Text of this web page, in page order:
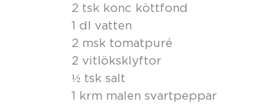
2 tsk konc köttfond
1 dl vatten
2 msk tomatpuré
2 vitlöksklyftor
½ tsk salt
1 krm malen svartpeppar